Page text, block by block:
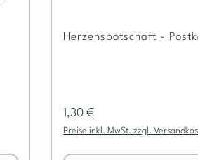
Herzensbotschaft -
Regulärer Preis:
1,30 €
Preise inkl. MwSt. zzgl.